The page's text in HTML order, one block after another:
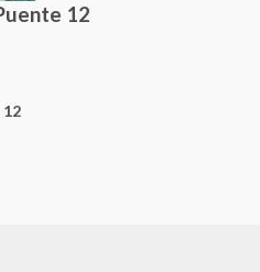
12
12
de Secuestrados,
del Perú (ANFASEP)
los Derechos Humanos